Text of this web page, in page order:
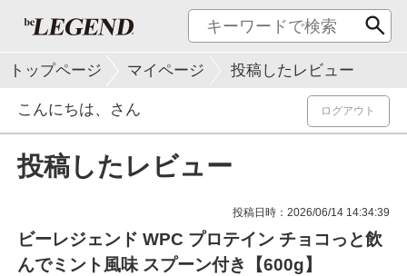
トップページ マイページ 投稿したレビュー
こんにちは、 さん ログアウト
投稿したレビュー
投稿日時：2026/06/14 14:34:39
ビーレジェンド WPC プロテイン チョコっと飲
んでミント風味 スプーン付き【600g】